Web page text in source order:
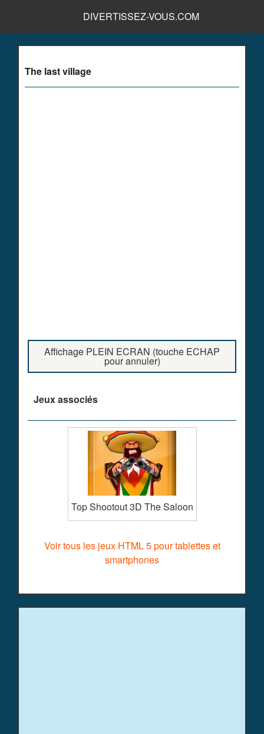
DIVERTISSEZ-VOUS.COM
The last village
Affichage PLEIN ECRAN (touche ECHAP
pour annuler)
Jeux associés
Top Shootout 3D The Saloon
Voir tous les jeux HTML 5 pour tablettes et
smartphones